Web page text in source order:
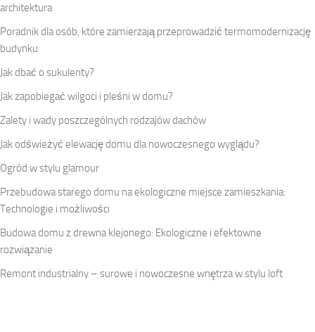
architektura
Poradnik dla osób, które zamierzają przeprowadzić termomodernizację
budynku
Jak dbać o sukulenty?
Jak zapobiegać wilgoci i pleśni w domu?
Zalety i wady poszczególnych rodzajów dachów
Jak odświeżyć elewację domu dla nowoczesnego wyglądu?
Ogród w stylu glamour
Przebudowa starego domu na ekologiczne miejsce zamieszkania:
Technologie i możliwości
Budowa domu z drewna klejonego: Ekologiczne i efektowne
rozwiązanie
Remont industrialny – surowe i nowoczesne wnętrza w stylu loft